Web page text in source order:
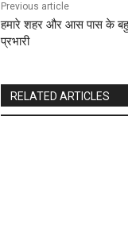
Previous article
हमारे शहर और आस पास के
प्रभारी
RELATED ARTICLES